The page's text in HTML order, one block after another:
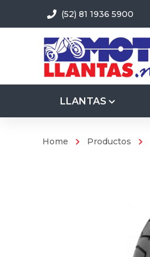
(52) 81 1936 5900
LLANTAS
Home Productos